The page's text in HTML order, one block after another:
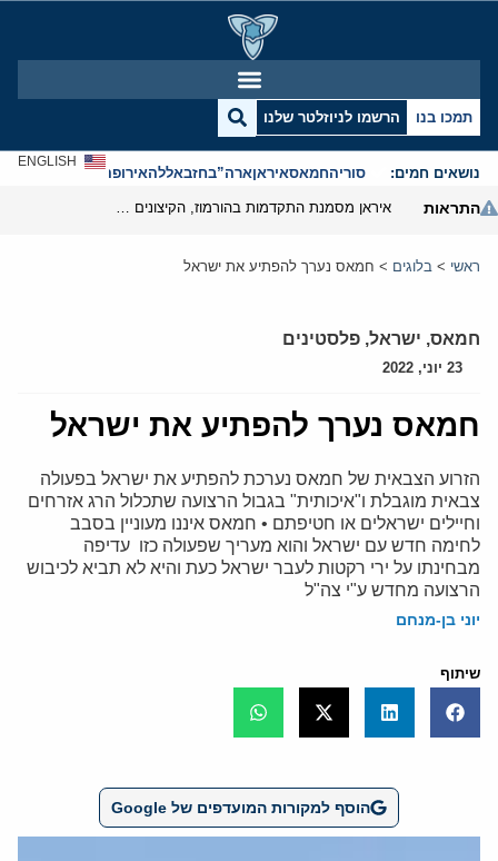
תמכו בנו הרשמו לניוזלטר שלנו
נושאים חמים: סוריהחמאסאיראןארה”בחזבאללהאירופהאנטישמיות
ENGLISH
התראות
ראשי > בלוגים > חמאס נערך להפתיע את ישראל
חמאס, ישראל, פלסטינים
23 יוני, 2022
חמאס נערך להפתיע את ישראל
הזרוע הצבאית של חמאס נערכת להפתיע את ישראל בפעולה
צבאית מוגבלת ו"איכותית" בגבול הרצועה שתכלול הרג אזרחים
וחיילים ישראלים או חטיפתם • חמאס איננו מעוניין בסבב
לחימה חדש עם ישראל והוא מעריך שפעולה כזו עדיפה
מבחינתו על ירי רקטות לעבר ישראל כעת והיא לא תביא לכיבוש
הרצועה מחדש ע"י צה"ל
יוני בן-מנחם
שיתוף
הוסף למקורות המועדפים של Google